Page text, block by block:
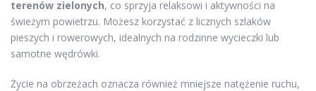
terenów zielonych, co sprzyja relaksowi i aktywności na
świeżym powietrzu. Możesz korzystać z licznych szlaków
pieszych i rowerowych, idealnych na rodzinne wycieczki lub
samotne wędrówki.
Życie na obrzeżach oznacza również mniejsze natężenie ruchu,